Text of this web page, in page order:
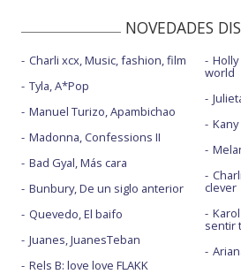
NOVEDADES
Charli xcx, Music, fashion, film
Tyla, A*Pop
Manuel Turizo, Apambichao
Madonna, Confessions II
Bad Gyal, Más cara
Bunbury, De un siglo anterior
Quevedo, El baifo
Juanes, JuanesTeban
Rels B: love love FLAKK
world
clever
sentir